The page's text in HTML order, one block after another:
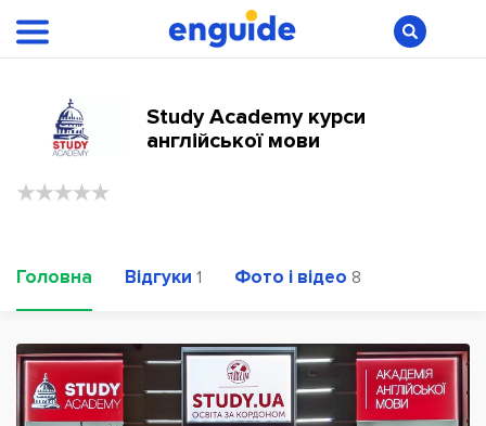
Study Academy курси
англійської мови
Головна Відгуки 1 Фото і відео 8